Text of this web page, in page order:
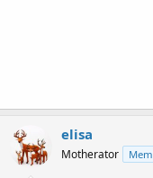
elisa
Motherator